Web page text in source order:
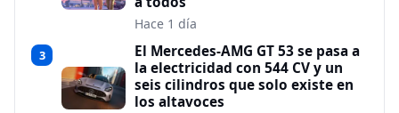
Hace 1 día
3
El Mercedes-AMG GT 53 se pasa a
la electricidad con 544 CV y un
seis cilindros que solo existe en
los altavoces